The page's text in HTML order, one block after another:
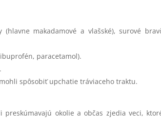
makadamové a vlašské), surové
paracetamol).
spôsobiť upchatie tráviaceho traktu.
okolie a občas zjedia veci,